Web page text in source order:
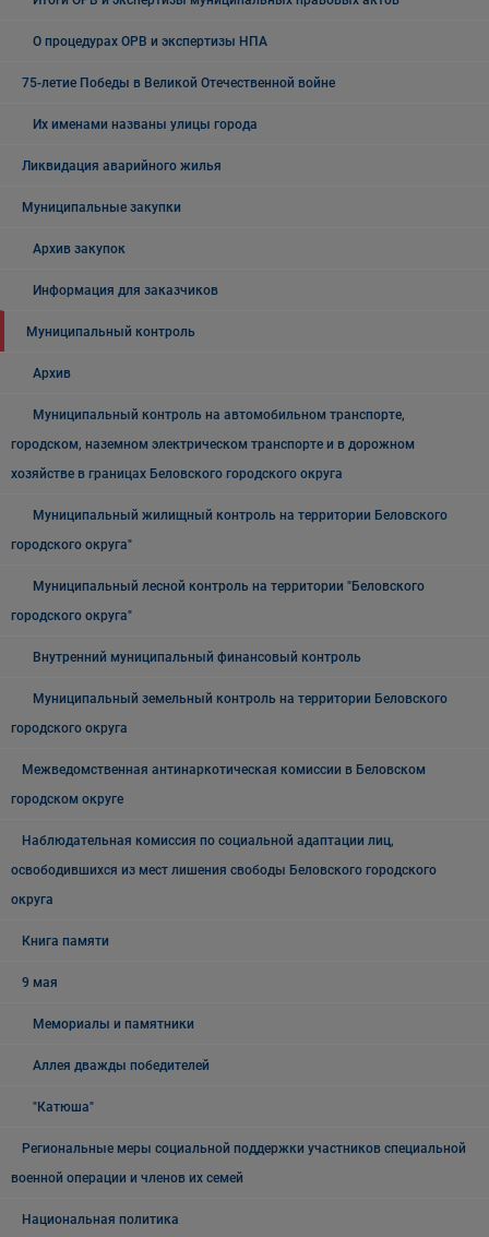
О процедурах ОРВ и экспертизы НПА
75-летие Победы в Великой Отечественной войне
Их именами названы улицы города
Ликвидация аварийного жилья
Муниципальные закупки
Архив закупок
Информация для заказчиков
Муниципальный контроль
Архив
Муниципальный контроль на автомобильном транспорте,
городском, наземном электрическом транспорте и в дорожном
хозяйстве в границах Беловского городского округа
Муниципальный жилищный контроль на территории Беловского
городского округа"
Муниципальный лесной контроль на территории "Беловского
городского округа"
Внутренний муниципальный финансовый контроль
Муниципальный земельный контроль на территории Беловского
городского округа
Межведомственная антинаркотическая комиссии в Беловском
городском округе
Наблюдательная комиссия по социальной адаптации лиц,
освободившихся из мест лишения свободы Беловского городского
округа
Книга памяти
9 мая
Мемориалы и памятники
Аллея дважды победителей
"Катюша"
Региональные меры социальной поддержки участников специальной
военной операции и членов их семей
Национальная политика